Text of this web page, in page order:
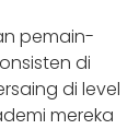
pemain-
di
di level
mereka